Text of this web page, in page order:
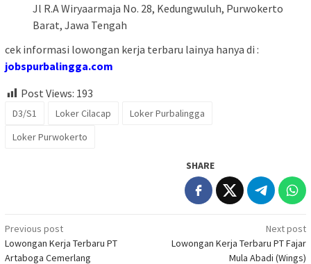
Jl R.A Wiryaarmaja No. 28, Kedungwuluh, Purwokerto
Barat, Jawa Tengah
cek informasi lowongan kerja terbaru lainya hanya di :
jobspurbalingga.com
Post Views: 193
D3/S1 Loker Cilacap
Loker Purbalingga
Loker Purwokerto
SHARE
Post
navigation
Previous post
Lowongan Kerja Terbaru PT
Artaboga Cemerlang
Next post
Lowongan Kerja Terbaru PT Fajar
Mula Abadi (Wings)